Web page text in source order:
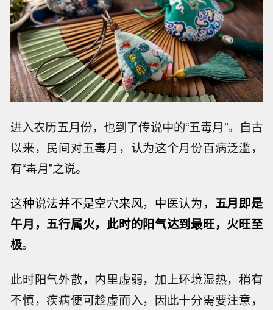
进入农历五月份，也到了传说中的“五毒月”。自古
以来，民间对五毒月，认为这个月份百病泛滥，
有“毒月”之说。
这种说法并不是空穴来风，中医认为， 五月即是
午月，五行属火，此时的阳气达到最旺，火旺至
极。
此时阳气外散，内里虚弱，加上环境湿热，稍有
不慎，疾病便可趁虚而入，因此十分需要注意，